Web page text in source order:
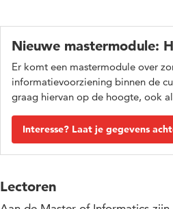
Nieuwe mastermodule:
Er komt een mastermodule over
informatievoorziening binnen de
graag hiervan op de hoogte, ook
Interesse? Laat je gegevens
Lectoren